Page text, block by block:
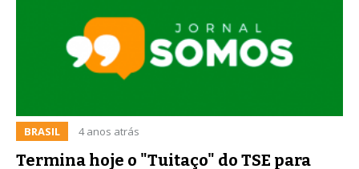
BRASIL 4 anos atrás
Termina hoje o "Tuitaço" do TSE para